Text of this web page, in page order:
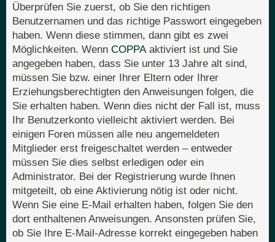
Überprüfen Sie zuerst, ob Sie den richtigen
Benutzernamen und das richtige Passwort eingegeben
haben. Wenn diese stimmen, dann gibt es zwei
Möglichkeiten. Wenn COPPAaktiviert ist und Sie
angegeben haben, dass Sie unter 13 Jahre alt sind,
müssen Sie bzw. einer Ihrer Eltern oder Ihrer
Erziehungsberechtigten den Anweisungen folgen, die
Sie erhalten haben. Wenn dies nicht der Fall ist, muss
Ihr Benutzerkonto vielleicht aktiviert werden. Bei
einigen Foren müssen alle neu angemeldeten
Mitglieder erst freigeschaltet werden – entweder
müssen Sie dies selbst erledigen oder ein
Administrator. Bei der Registrierung wurde Ihnen
mitgeteilt, ob eine Aktivierung nötig ist oder nicht.
Wenn Sie eine E-Mail erhalten haben, folgen Sie den
dort enthaltenen Anweisungen. Ansonsten prüfen Sie,
ob Sie Ihre E-Mail-Adresse korrekt eingegeben haben